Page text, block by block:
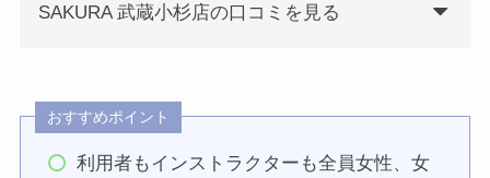
SAKURA 武蔵小杉店の口コミを見る
おすすめポイント
利用者もインストラクターも全員女性、女